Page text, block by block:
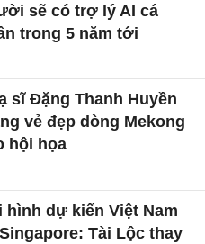
sẽ có trợ lý AI cá
trong 5 năm tới
sĩ Đặng Thanh Huyền
vẻ đẹp dòng Mekong
hội họa
hình dự kiến Việt Nam
Tài Lộc thay